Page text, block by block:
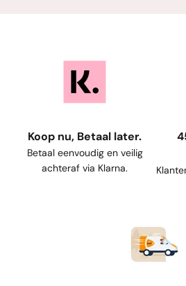
Koop nu, Betaal later.
Betaal eenvoudig en veilig
achteraf via Klarna.